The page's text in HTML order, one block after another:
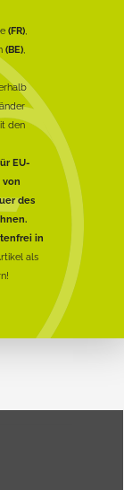
(FR),
(BE),
den
EU-
von
des
in
als